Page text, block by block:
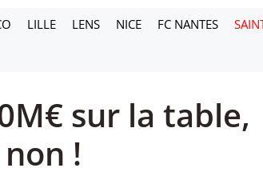
LILLE LENS NICE FC NANTES
sur la table,
!